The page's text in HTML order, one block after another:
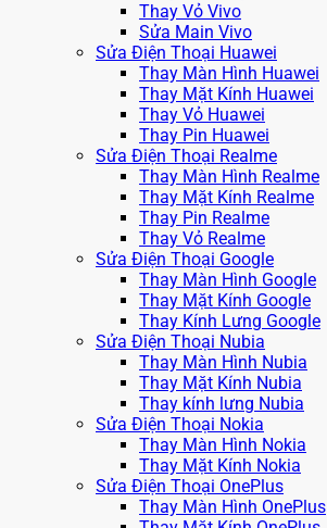
Thay Vỏ Vivo
Sửa Main Vivo
Sửa Điện Thoại Huawei
Thay Màn Hình Huawei
Thay Mặt Kính Huawei
Thay Vỏ Huawei
Thay Pin Huawei
Sửa Điện Thoại Realme
Thay Màn Hình Realme
Thay Mặt Kính Realme
Thay Pin Realme
Thay Vỏ Realme
Sửa Điện Thoại Google
Thay Màn Hình Google
Thay Mặt Kính Google
Thay Kính Lưng Google
Sửa Điện Thoại Nubia
Thay Màn Hình Nubia
Thay Mặt Kính Nubia
Thay kính lưng Nubia
Sửa Điện Thoại Nokia
Thay Màn Hình Nokia
Thay Mặt Kính Nokia
Sửa Điện Thoại OnePlus
Thay Màn Hình OnePlus